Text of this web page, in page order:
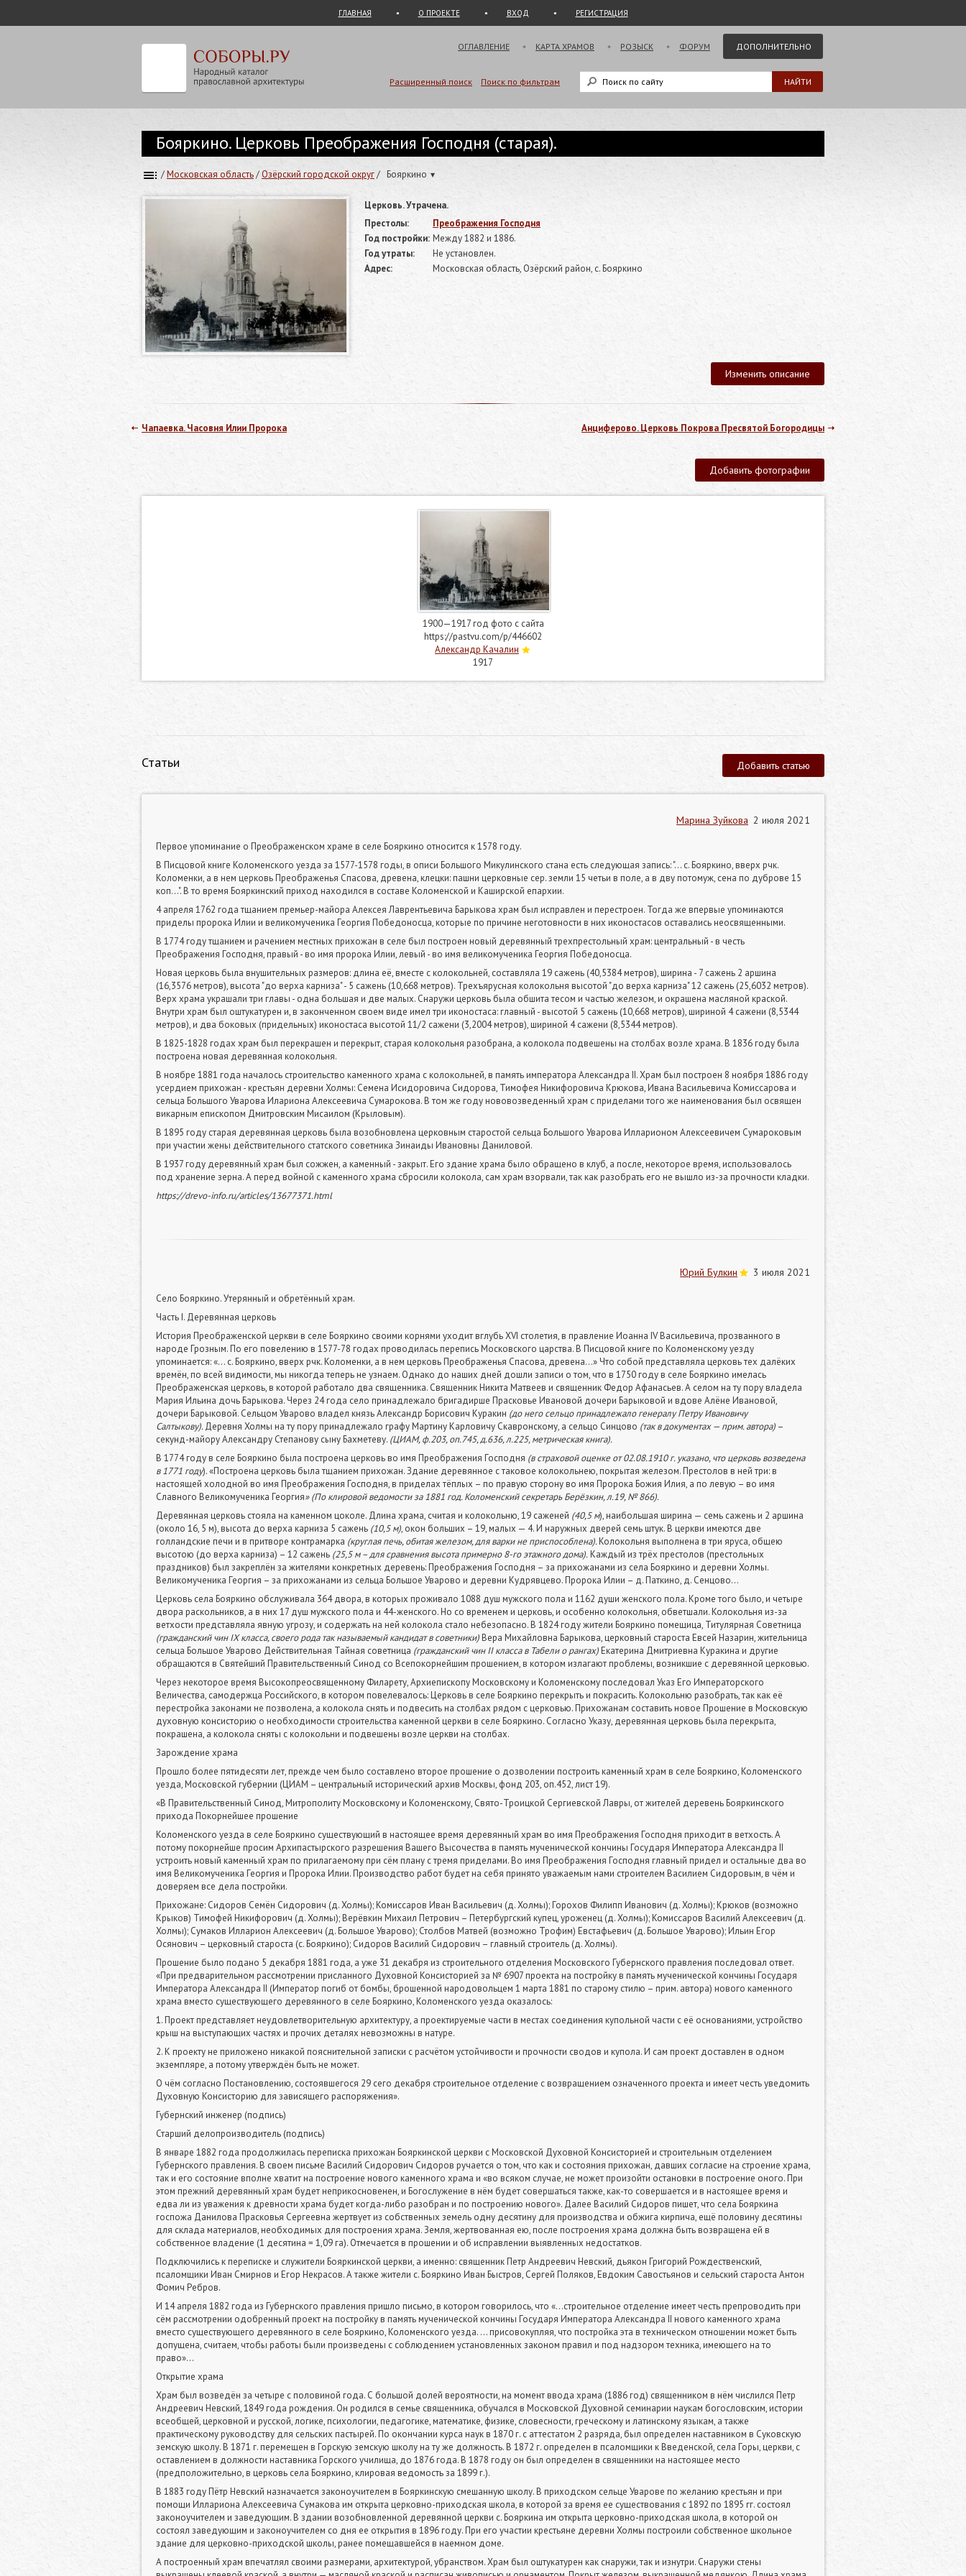
ГЛАВНАЯ О ПРОЕКТЕ ВХОД РЕГИСТРАЦИЯ
ОГЛАВЛЕНИЕ КАРТА ХРАМОВ РОЗЫСК ФОРУМ ДОПОЛНИТЕЛЬНО
Расширенный поиск Поиск по фильтрам
Бояркино. Церковь Преображения Господня (старая).
/Московская область/Озёрский городской округ/ Бояркино ▾
Церковь. Утрачена.
Престолы:
Преображения Господня
Год постройки: Между 1882 и 1886.
Год утраты:
Не установлен.
Адрес:
Московская область, Озёрский район, с. Бояркино
Изменить описание
Анциферово. Церковь Покрова Пресвятой Богородицы
Чапаевка. Часовня Илии Пророка
Добавить фотографии
1900—1917 год фото с сайта
https://pastvu.com/p/446602
Александр Качалин
1917
Добавить статью
Статьи
Марина Зуйкова 2 июля 2021
Первое упоминание о Преображенском храме в селе Бояркино относится к 1578 году.
В Писцовой книге Коломенского уезда за 1577-1578 годы, в описи Большого Микулинского стана есть следующая запись: "... с. Бояркино, вверх рчк.
Коломенки, а в нем церковь Преображенья Спасова, древена, клецки: пашни церковные сер. земли 15 четьи в поле, а в дву потомуж, сена по дуброве 15
коп...". В то время Бояркинский приход находился в составе Коломенской и Каширской епархии.
4 апреля 1762 года тщанием премьер-майора Алексея Лаврентьевича Барыкова храм был исправлен и перестроен. Тогда же впервые упоминаются
приделы пророка Илии и великомученика Георгия Победоносца, которые по причине неготовности в них иконостасов оставались неосвященными.
В 1774 году тщанием и рачением местных прихожан в селе был построен новый деревянный трехпрестольный храм: центральный - в честь
Преображения Господня, правый - во имя пророка Илии, левый - во имя великомученика Георгия Победоносца.
Новая церковь была внушительных размеров: длина её, вместе с колокольней, составляла 19 сажень (40,5384 метров), ширина - 7 сажень 2 аршина
(16,3576 метров), высота "до верха карниза" - 5 сажень (10,668 метров). Трехъярусная колокольня высотой "до верха карниза" 12 сажень (25,6032 метров).
Верх храма украшали три главы - одна большая и две малых. Снаружи церковь была обшита тесом и частью железом, и окрашена масляной краской.
Внутри храм был оштукатурен и, в законченном своем виде имел три иконостаса: главный - высотой 5 сажень (10,668 метров), шириной 4 сажени (8,5344
метров), и два боковых (придельных) иконостаса высотой 11/2 сажени (3,2004 метров), шириной 4 сажени (8,5344 метров).
В 1825-1828 годах храм был перекрашен и перекрыт, старая колокольня разобрана, а колокола подвешены на столбах возле храма. В 1836 году была
построена новая деревянная колокольня.
В ноябре 1881 года началось строительство каменного храма с колокольней, в память императора Александра II. Храм был построен 8 ноября 1886 году
усердием прихожан - крестьян деревни Холмы: Семена Исидоровича Сидорова, Тимофея Никифоровича Крюкова, Ивана Васильевича Комиссарова и
сельца Большого Уварова Илариона Алексеевича Сумарокова. В том же году нововозведенный храм с приделами того же наименования был освящен
викарным епископом Дмитровским Мисаилом (Крыловым).
В 1895 году старая деревянная церковь была возобновлена церковным старостой сельца Большого Уварова Илларионом Алексеевичем Сумароковым
при участии жены действительного статского советника Зинаиды Ивановны Даниловой.
В 1937 году деревянный храм был сожжен, а каменный - закрыт. Его здание храма было обращено в клуб, а после, некоторое время, использовалось
под хранение зерна. А перед войной с каменного храма сбросили колокола, сам храм взорвали, так как разобрать его не вышло из-за прочности кладки.
https://drevo-info.ru/articles/13677371.html
Юрий Булкин 3 июля 2021
Село Бояркино. Утерянный и обретённый храм.
Часть I. Деревянная церковь
История Преображенской церкви в селе Бояркино своими корнями уходит вглубь ХVI столетия, в правление Иоанна IV Васильевича, прозванного в
народе Грозным. По его повелению в 1577-78 годах проводилась перепись Московского царства. В Писцовой книге по Коломенскому уезду
упоминается: «… с. Бояркино, вверх рчк. Коломенки, а в нем церковь Преображенья Спасова, древена…» Что собой представляла церковь тех далёких
времён, по всей видимости, мы никогда теперь не узнаем. Однако до наших дней дошли записи о том, что в 1750 году в селе Бояркино имелась
Преображенская церковь, в которой работало два священника. Священник Никита Матвеев и священник Федор Афанасьев. А селом на ту пору владела
Мария Ильина дочь Барыкова. Через 24 года село принадлежало бригадирше Прасковье Ивановой дочери Барыковой и вдове Алёне Ивановой,
дочери Барыковой. Сельцом Уварово владел князь Александр Борисович Куракин (до него сельцо принадлежало генералу Петру Ивановичу
Салтыкову).Деревня Холмы на ту пору принадлежало графу Мартину Карловичу Скавронскому, а сельцо Синцово (так в документах — прим. автора) –
секунд-майору Александру Степанову сыну Бахметеву. (ЦИАМ, ф.203, оп.745, д.636, л.225, метрическая книга).
В 1774 году в селе Бояркино была построена церковь во имя Преображения Господня (в страховой оценке от 02.08.1910 г. указано, что церковь возведена
в 1771 году). «Построена церковь была тщанием прихожан. Здание деревянное с таковое колокольнею, покрытая железом. Престолов в ней три: в
настоящей холодной во имя Преображения Господня, в приделах тёплых – по правую сторону во имя Пророка Божия Илия, а по левую – во имя
Славного Великомученика Георгия» (По клировой ведомости за 1881 год. Коломенский секретарь Берёзкин, л.19, № 866).
Деревянная церковь стояла на каменном цоколе. Длина храма, считая и колокольню, 19 саженей (40,5 м), наибольшая ширина — семь сажень и 2 аршина
(около 16, 5 м), высота до верха карниза 5 сажень (10,5 м), окон больших – 19, малых — 4. И наружных дверей семь штук. В церкви имеются две
голландские печи и в притворе контрамарка (круглая печь, обитая железом, для варки не приспособлена).Колокольня выполнена в три яруса, общею
высотою (до верха карниза) – 12 сажень (25,5 м – для сравнения высота примерно 8-го этажного дома).Каждый из трёх престолов (престольных
праздников) был закреплён за жителями конкретных деревень: Преображения Господня – за прихожанами из села Бояркино и деревни Холмы.
Великомученика Георгия – за прихожанами из сельца Большое Уварово и деревни Кудрявцево. Пророка Илии – д. Паткино, д. Сенцово...
Церковь села Бояркино обслуживала 364 двора, в которых проживало 1088 душ мужского пола и 1162 души женского пола. Кроме того было, и четыре
двора раскольников, а в них 17 душ мужского пола и 44-женского. Но со временем и церковь, и особенно колокольня, обветшали. Колокольня из-за
ветхости представляла явную угрозу, и содержать на ней колокола стало небезопасно. В 1824 году жители Бояркино помещица, Титулярная Советница
(гражданский чинIХ класса, своего рода так называемый кандидат в советники)Вера Михайловна Барыкова, церковный староста Евсей Назарин, жительница
сельца Большое Уварово Действительная Тайная советница (гражданский чинIIкласса в Табели о рангах)Екатерина Дмитриевна Куракина и другие
обращаются в Святейший Правительственный Синод со Всепокорнейшим прошением, в котором излагают проблемы, возникшие с деревянной церковью.
Через некоторое время Высокопреосвященному Филарету, Архиепископу Московскому и Коломенскому последовал Указ Его Императорского
Величества, самодержца Российского, в котором повелевалось: Церковь в селе Бояркино перекрыть и покрасить. Колокольню разобрать, так как её
перестройка законами не позволена, а колокола снять и подвесить на столбах рядом с церковью. Прихожанам составить новое Прошение в Московскую
духовную консисторию о необходимости строительства каменной церкви в селе Бояркино. Согласно Указу, деревянная церковь была перекрыта,
покрашена, а колокола сняты с колокольни и подвешены возле церкви на столбах.
Зарождение храма
Прошло более пятидесяти лет, прежде чем было составлено второе прошение о дозволении построить каменный храм в селе Бояркино, Коломенского
уезда, Московской губернии (ЦИАМ – центральный исторический архив Москвы, фонд 203, оп.452, лист 19).
«В Правительственный Синод, Митрополиту Московскому и Коломенскому, Свято-Троицкой Сергиевской Лавры, от жителей деревень Бояркинского
прихода Покорнейшее прошение
Коломенского уезда в селе Бояркино существующий в настоящее время деревянный храм во имя Преображения Господня приходит в ветхость. А
потому покорнейше просим Архипастырского разрешения Вашего Высочества в память мученической кончины Государя Императора Александра II
устроить новый каменный храм по прилагаемому при сём плану с тремя приделами. Во имя Преображения Господня главный придел и остальные два во
имя Великомученика Георгия и Пророка Илии. Производство работ будет на себя принято уважаемым нами строителем Василием Сидоровым, в чём и
доверяем все дела постройки.
Прихожане: Сидоров Семён Сидорович (д. Холмы); Комиссаров Иван Васильевич (д. Холмы); Горохов Филипп Иванович (д. Холмы); Крюков (возможно
Крыков) Тимофей Никифорович (д. Холмы); Верёвкин Михаил Петрович – Петербургский купец, уроженец (д. Холмы); Комиссаров Василий Алексеевич (д.
Холмы); Сумаков Илларион Алексеевич (д. Большое Уварово); Столбов Матвей (возможно Трофим) Евстафьевич (д. Большое Уварово); Ильин Егор
Осянович – церковный староста (с. Бояркино); Сидоров Василий Сидорович – главный строитель (д. Холмы).
Прошение было подано 5 декабря 1881 года, а уже 31 декабря из строительного отделения Московского Губернского правления последовал ответ.
«При предварительном рассмотрении присланного Духовной Консисторией за № 6907 проекта на постройку в память мученической кончины Государя
Императора Александра II (Император погиб от бомбы, брошенной народовольцем 1 марта 1881 по старому стилю – прим. автора) нового каменного
храма вместо существующего деревянного в селе Бояркино, Коломенского уезда оказалось:
1. Проект представляет неудовлетворительную архитектуру, а проектируемые части в местах соединения купольной части с её основаниями, устройство
крыш на выступающих частях и прочих деталях невозможны в натуре.
2. К проекту не приложено никакой пояснительной записки с расчётом устойчивости и прочности сводов и купола. И сам проект доставлен в одном
экземпляре, а потому утверждён быть не может.
О чём согласно Постановлению, состоявшегося 29 сего декабря строительное отделение с возвращением означенного проекта и имеет честь уведомить
Духовную Консисторию для зависящего распоряжения».
Губернский инженер (подпись)
Старший делопроизводитель (подпись)
В январе 1882 года продолжилась переписка прихожан Бояркинской церкви с Московской Духовной Консисторией и строительным отделением
Губернского правления. В своем письме Василий Сидорович Сидоров ручается о том, что как и состояния прихожан, давших согласие на строение храма,
так и его состояние вполне хватит на построение нового каменного храма и «во всяком случае, не может произойти остановки в построение оного. При
этом прежний деревянный храм будет неприкосновенен, и Богослужение в нём будет совершаться также, как-то совершается и в настоящее время и
едва ли из уважения к древности храма будет когда-либо разобран и по построению нового». Далее Василий Сидоров пишет, что села Бояркина
госпожа Данилова Прасковья Сергеевна жертвует из собственных земель одну десятину для производства и обжига кирпича, ещё половину десятины
для склада материалов, необходимых для построения храма. Земля, жертвованная ею, после построения храма должна быть возвращена ей в
собственное владение (1 десятина = 1,09 га). Отмечается в прошении и об исправлении выявленных недостатков.
Подключились к переписке и служители Бояркинской церкви, а именно: священник Петр Андреевич Невский, дьякон Григорий Рождественский,
псаломщики Иван Смирнов и Егор Некрасов. А также жители с. Бояркино Иван Быстров, Сергей Поляков, Евдоким Савостьянов и сельский староста Антон
Фомич Ребров.
И 14 апреля 1882 года из Губернского правления пришло письмо, в котором говорилось, что «…строительное отделение имеет честь препроводить при
сём рассмотрении одобренный проект на постройку в память мученической кончины Государя Императора Александра II нового каменного храма
вместо существующего деревянного в селе Бояркино, Коломенского уезда. … присовокупляя, что постройка эта в техническом отношении может быть
допущена, считаем, чтобы работы были произведены с соблюдением установленных законом правил и под надзором техника, имеющего на то
право»...
Открытие храма
Храм был возведён за четыре с половиной года. С большой долей вероятности, на момент ввода храма (1886 год) священником в нём числился Петр
Андреевич Невский, 1849 года рождения. Он родился в семье священника, обучался в Московской Духовной семинарии наукам богословским, истории
всеобщей, церковной и русской, логике, психологии, педагогике, математике, физике, словесности, греческому и латинскому языкам, а также
практическому руководству для сельских пастырей. По окончании курса наук в 1870 г. с аттестатом 2 разряда, был определен наставником в Суковскую
земскую школу. В 1871 г. перемещен в Горскую земскую школу на ту же должность. В 1872 г. определен в псаломщики к Введенской, села Горы, церкви, с
оставлением в должности наставника Горского училища, до 1876 года. В 1878 году он был определен в священники на настоящее место
(предположительно, в церковь села Бояркино, клировая ведомость за 1899 г.).
В 1883 году Пётр Невский назначается законоучителем в Бояркинскую смешанную школу. В приходском сельце Уварове по желанию крестьян и при
помощи Иллариона Алексеевича Сумакова им открыта церковно-приходская школа, в которой за время ее существования с 1892 по 1895 гг. состоял
законоучителем и заведующим. В здании возобновленной деревянной церкви с. Бояркина им открыта церковно-приходская школа, в которой он
состоял заведующим и законоучителем со дня ее открытия в 1896 году. При его участии крестьяне деревни Холмы построили собственное школьное
здание для церковно-приходской школы, ранее помещавшейся в наемном доме.
А построенный храм впечатлял своими размерами, архитектурой, убранством. Храм был оштукатурен как снаружи, так и изнутри. Снаружи стены